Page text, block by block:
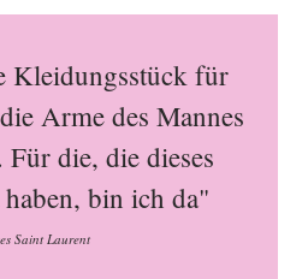
Kleidungsstück für
Arme des Mannes
die, die dieses
bin ich da"
Saint Laurent